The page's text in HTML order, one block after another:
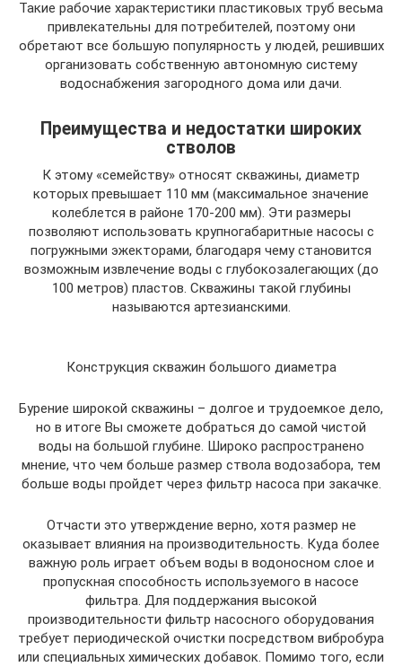
Такие рабочие характеристики пластиковых труб весьма
привлекательны для потребителей, поэтому они
обретают все большую популярность у людей, решивших
организовать собственную автономную систему
водоснабжения загородного дома или дачи.
Преимущества и недостатки широких
стволов
К этому «семейству» относят скважины, диаметр
которых превышает 110 мм (максимальное значение
колеблется в районе 170-200 мм). Эти размеры
позволяют использовать крупногабаритные насосы с
погружными эжекторами, благодаря чему становится
возможным извлечение воды с глубокозалегающих (до
100 метров) пластов. Скважины такой глубины
называются артезианскими.
Конструкция скважин большого диаметра
Бурение широкой скважины – долгое и трудоемкое дело,
но в итоге Вы сможете добраться до самой чистой
воды на большой глубине. Широко распространено
мнение, что чем больше размер ствола водозабора, тем
больше воды пройдет через фильтр насоса при закачке.
Отчасти это утверждение верно, хотя размер не
оказывает влияния на производительность. Куда более
важную роль играет объем воды в водоносном слое и
пропускная способность используемого в насосе
фильтра. Для поддержания высокой
производительности фильтр насосного оборудования
требует периодической очистки посредством вибробура
или специальных химических добавок. Помимо того, если